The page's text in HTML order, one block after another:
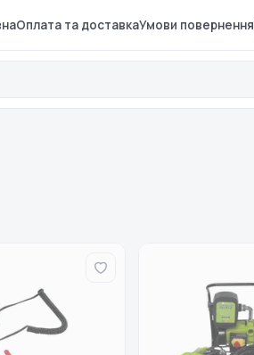
Оплата та доставкаУмови повернення